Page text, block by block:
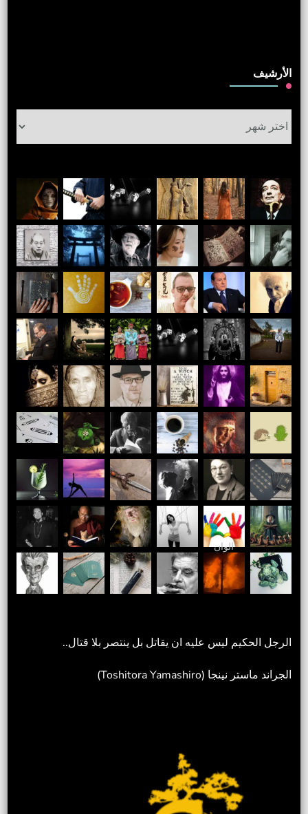
الأرشيف
الوان
الرجل الحكيم ليس عليه ان يقاتل بل ينتصر بلا قتال..
الجراند ماستر نينجا (Toshitora Yamashiro)